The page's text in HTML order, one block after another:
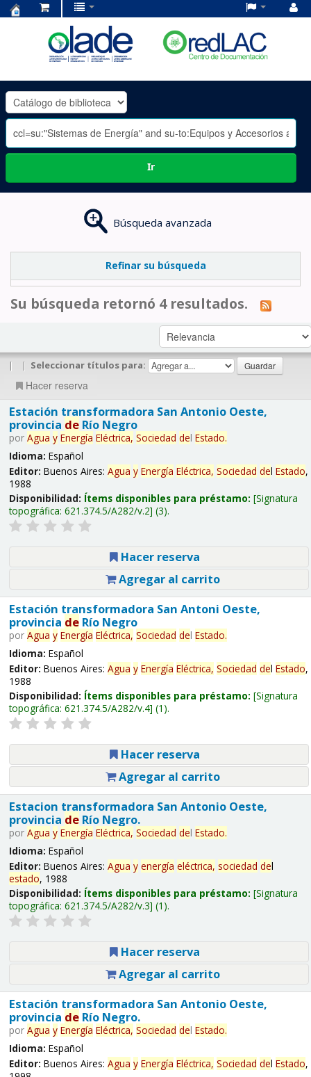
OLADE
-
Ir
Búsqueda avanzada
Refinar su búsqueda
Su búsqueda retornó 4 resultados.
| | Seleccionar títulos para:
Hacer reserva
Estación transformadora San Antonio Oeste,
provincia deRío Negro
por Agua y Energía Eléctrica, Sociedad del Estado.
Idioma: Español
Editor: Buenos Aires: Agua y Energía Eléctrica, Sociedad del Estado,
1988
Disponibilidad: Ítems disponibles para préstamo: Signatura
topográfica: 621.374.5/A282/v.2 (3).
Hacer reserva
Agregar al carrito
Estación transformadora San Antoni Oeste,
provincia deRío Negro
por Agua y Energía Eléctrica, Sociedad del Estado.
Idioma: Español
Editor: Buenos Aires: Agua y Energía Eléctrica, Sociedad del Estado,
1988
Disponibilidad: Ítems disponibles para préstamo: Signatura
topográfica: 621.374.5/A282/v.4 (1).
Hacer reserva
Agregar al carrito
Estacion transformadora San Antonio Oeste,
provincia deRío Negro.
por Agua y Energía Eléctrica, Sociedad del Estado.
Idioma: Español
Editor: Buenos Aires: Agua y energía eléctrica, sociedad del
estado, 1988
Disponibilidad: Ítems disponibles para préstamo: Signatura
topográfica: 621.374.5/A282/v.3 (1).
Hacer reserva
Agregar al carrito
Estación transformadora San Antonio Oeste,
provincia deRío Negro.
por Agua y Energía Eléctrica, Sociedad del Estado.
Idioma: Español
Editor: Buenos Aires: Agua y Energía Eléctrica, Sociedad del Estado,